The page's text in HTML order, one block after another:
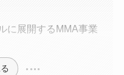
に展開するMMA事業